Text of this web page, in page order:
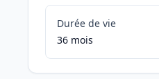
Durée de vie
36 mois